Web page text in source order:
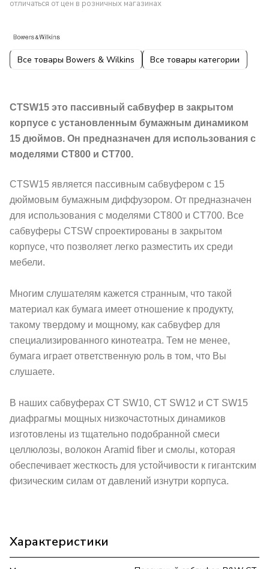
отличаться от цен в розничных магазинах
Все товары Bowers & Wilkins Все товары категории
CTSW15 это пассивный сабвуфер в закрытом
корпусе с установленным бумажным динамиком
15 дюймов. Он предназначен для использования с
моделями CT800 и CT700.
CTSW15 является пассивным сабвуфером с 15
дюймовым бумажным диффузором. От предназначен
для использования с моделями CT800 и CT700. Все
сабвуферы CTSW спроектированы в закрытом
корпусе, что позволяет легко разместить их среди
мебели.
Многим слушателям кажется странным, что такой
материал как бумага имеет отношение к продукту,
такому твердому и мощному, как сабвуфер для
специализированного кинотеатра. Тем не менее,
бумага играет ответственную роль в том, что Вы
слушаете.
В наших сабвуферах CT SW10, CT SW12 и CT SW15
диафрагмы мощных низкочастотных динамиков
изготовлены из тщательно подобранной смеси
целлюлозы, волокон Aramid fiber и смолы, которая
обеспечивает жесткость для устойчивости к гигантским
физическим силам от давлений изнутри корпуса.
Характеристики